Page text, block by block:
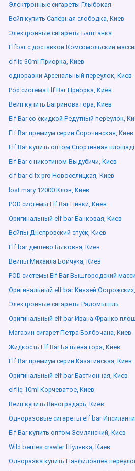
Электронные сигареты Глыбокая
Вейп купить Сапёрная слободка, Киев
Электронные сигареты Баштанка
Elfbar с доставкой Комсомольский
elfliq 30ml Приорка, Киев
одноразки Арсенальный переулок, Киев
Pod система Elf Bar Приорка, Киев
Вейп купить Багринова гора, Киев
Elf Bar со скидкой Редутный переулок,
Elf Bar премиум серии Сорочинская, Киев
Elf Bar купить оптом Спортивная
Elf Bar с никотином Выдубичи, Киев
elf bar elfx pro Новоселицкая, Киев
lost mary 12000 Клов, Киев
POD системы Elf Bar Нивки, Киев
Оригинальный elf bar Банковая, Киев
Вейпы Днепровский спуск, Киев
Elf bar дешево Быковня, Киев
Вейпы Михаила Бойчука, Киев
POD системы Elf Bar Вышгородский
Оригинальный elf bar Князей
Электронные сигареты Радомышль
Оригинальный elf bar Ивана Франко
Магазин сигарет Петра Болбочана, Киев
Жидкость Elf Bar Батыева гора, Киев
Elf Bar премиум серии Казатинская, Киев
Оригинальный elf bar Бастионная, Киев
elfliq 10ml Корчеватое, Киев
Вейп купить Виноградарь, Киев
Одноразовые сигареты elf bar
Elf Bar купить оптом Землянский, Киев
Wild berries crawler Шулявка, Киев
Одноразка купить Панфиловцев